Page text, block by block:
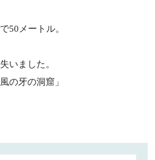
50メートル。
いました。
の牙の洞窟」